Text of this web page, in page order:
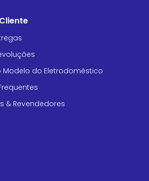
Modelo do Eletrodoméstico
& Revendedores